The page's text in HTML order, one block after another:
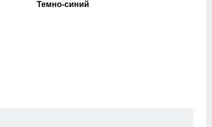
Темно-синий